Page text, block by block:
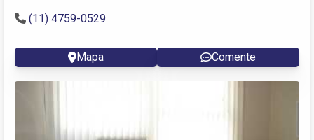
(11) 4759-0529
Mapa Comente